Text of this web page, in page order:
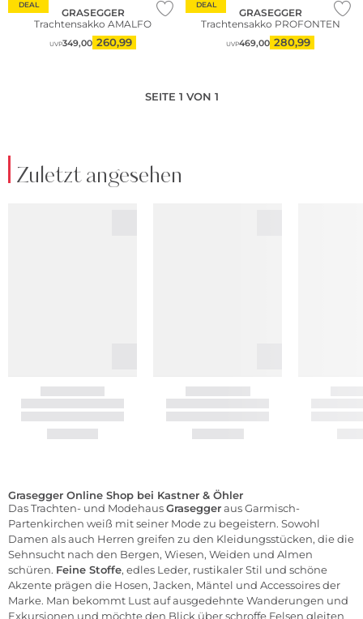
DEAL
GRASEGGER
Trachtensakko AMALFO
UVP349,00 260,99
DEAL
GRASEGGER
Trachtensakko PROFONTEN
UVP469,00 280,99
SEITE 1 VON 1
Zuletzt angesehen
Grasegger Online Shop bei Kastner & Öhler
Das Trachten- und ModehausGraseggeraus Garmisch-
Partenkirchen weiß mit seiner Mode zu begeistern. Sowohl
Damen als auch Herren greifen zu den Kleidungsstücken, die die
Sehnsucht nach den Bergen, Wiesen, Weiden und Almen
schüren. Feine Stoffe, edles Leder, rustikaler Stil und schöne
Akzente prägen die Hosen, Jacken, Mäntel und Accessoires der
Marke. Man bekommt Lust auf ausgedehnte Wanderungen und
Exkursionen und möchte den Blick über schroffe Felsen gleiten